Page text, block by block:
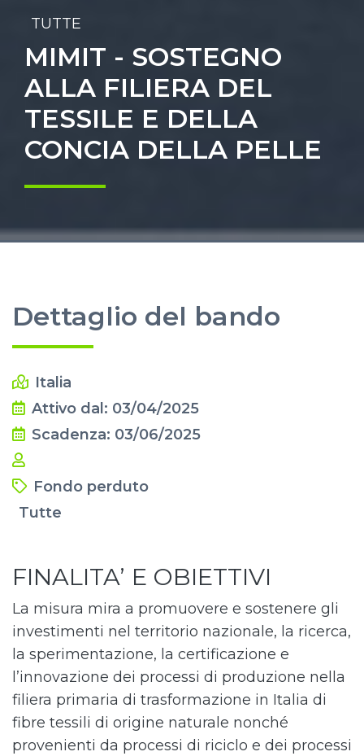
TUTTE
MIMIT - SOSTEGNO
ALLA FILIERA DEL
TESSILE E DELLA
CONCIA DELLA PELLE
Dettaglio del bando
Italia
Attivo dal: 03/04/2025
Scadenza: 03/06/2025
Fondo perduto
Tutte
FINALITA’ E OBIETTIVI
La misura mira a promuovere e sostenere gli
investimenti nel territorio nazionale, la ricerca,
la sperimentazione, la certificazione e
l’innovazione dei processi di produzione nella
filiera primaria di trasformazione in Italia di
fibre tessili di origine naturale nonché
provenienti da processi di riciclo e dei processi